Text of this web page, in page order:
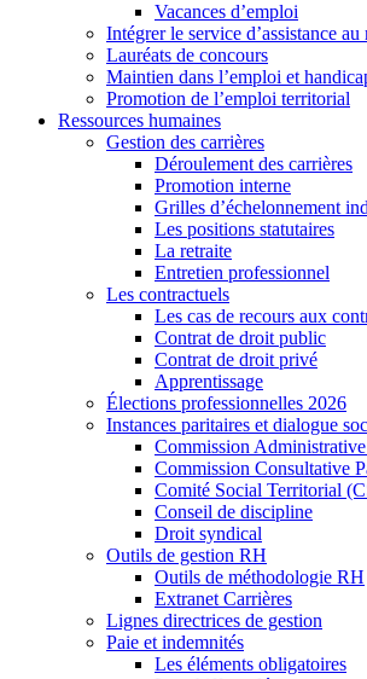
Vacances d’emploi
Intégrer le service d’assistance
Lauréats de concours
Maintien dans l’emploi et
Promotion de l’emploi territorial
Ressources humaines
Gestion des carrières
Déroulement des carrières
Promotion interne
Grilles d’échelonnement
Les positions statutaires
La retraite
Entretien professionnel
Les contractuels
Les cas de recours aux
Contrat de droit public
Contrat de droit privé
Apprentissage
Élections professionnelles 2026
Instances paritaires et dialogue
Commission
Commission Consultative
Comité Social Territorial
Conseil de discipline
Droit syndical
Outils de gestion RH
Outils de méthodologie RH
Extranet Carrières
Lignes directrices de gestion
Paie et indemnités
Les éléments obligatoires